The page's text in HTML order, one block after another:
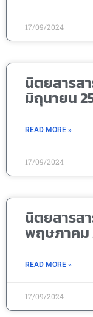
17/09/2024
นิตยสารส
มิถุนายน
READ MORE »
17/09/2024
นิตยสารส
พฤษภาคม
READ MORE »
17/09/2024